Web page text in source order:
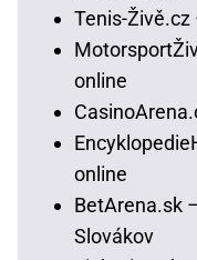
Tenis-
online
online
BetArena.sk
Slovákov